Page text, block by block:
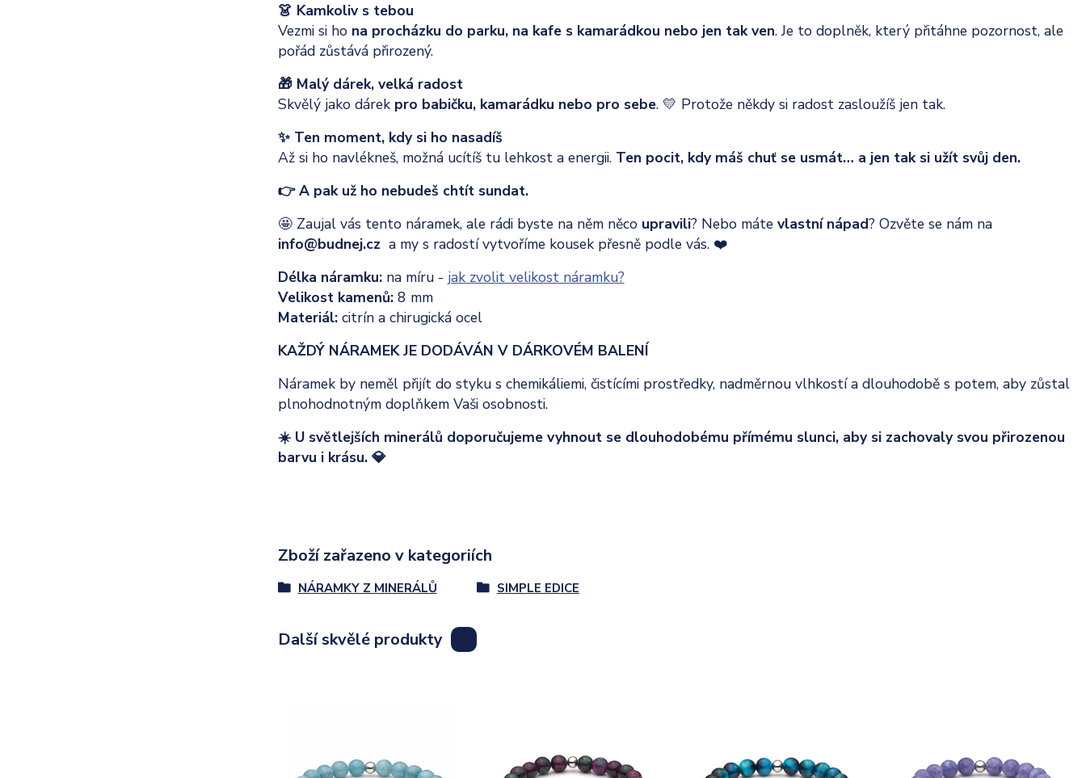
👗 Kamkoliv s tebou
Vezmi si ho na procházku do parku, na kafe s kamarádkou nebo jen tak ven. Je to doplněk, který přitáhne pozornost, ale
pořád zůstává přirozený.
🎁 Malý dárek, velká radost
Skvělý jako dárek pro babičku, kamarádku nebo pro sebe. 💛 Protože někdy si radost zasloužíš jen tak.
✨ Ten moment, kdy si ho nasadíš
Až si ho navlékneš, možná ucítíš tu lehkost a energii. Ten pocit, kdy máš chuť se usmát… a jen tak si užít svůj den.
👉 A pak už ho nebudeš chtít sundat.
🤩 Zaujal vás tento náramek, ale rádi byste na něm něco upravili? Nebo máte vlastní nápad? Ozvěte se nám na
info@budnej.cz a my s radostí vytvoříme kousek přesně podle vás. ❤️
Délka náramku: na míru - jak zvolit velikost náramku?
Velikost kamenů: 8 mm
Materiál:citrín a chirugická ocel
KAŽDÝ NÁRAMEK JE DODÁVÁN V DÁRKOVÉM BALENÍ
Náramek by neměl přijít do styku s chemikáliemi, čistícími prostředky, nadměrnou vlhkostí a dlouhodobě s potem, aby zůstal
plnohodnotným doplňkem Vaši osobnosti.
☀️ U světlejších minerálů doporučujeme vyhnout se dlouhodobému přímému slunci, aby si zachovaly svou přirozenou
barvu i krásu. 💎
Zboží zařazeno v kategoriích
NÁRAMKY Z MINERÁLŮ SIMPLE EDICE
Další skvělé produkty